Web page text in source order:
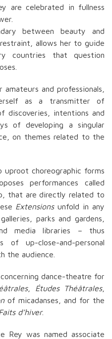
are celebrated in fullness
between beauty and
allows her to guide
countries that question
and professionals,
as a transmitter of
discoveries, intentions and
of developing a singular
on themes related to the
choreographic forms
performances called
that are directly related to
Extensionsunfold in any
parks and gardens,
media libraries – thus
of up-close-and-personal
the audience.
dance-theatre for
, Études Théâtrales,
of micadanses, and for the
d’hiver.
Rey was named associate